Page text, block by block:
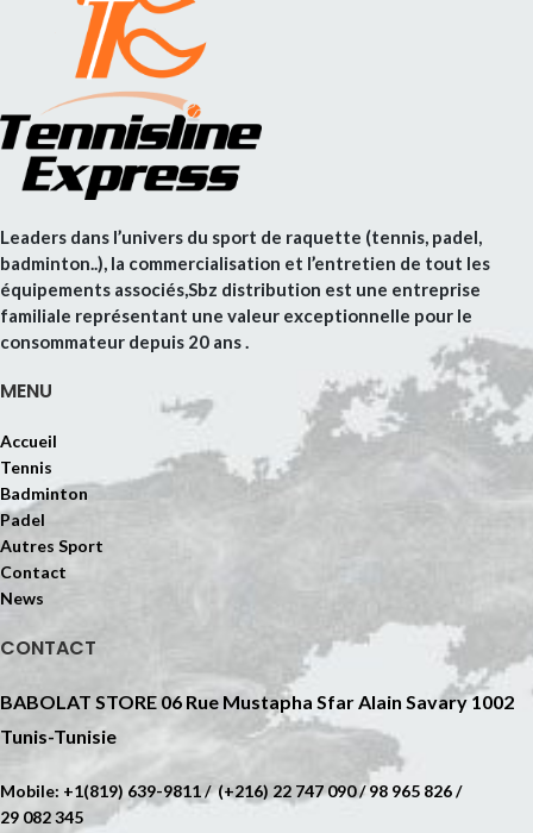
Leaders dans l’univers du sport de raquette (tennis, padel,
badminton..), la commercialisation et l’entretien de tout les
équipements associés,Sbz distribution est une entreprise
familiale représentant une valeur exceptionnelle pour le
consommateur depuis 20 ans .
MENU
Accueil
Tennis
Badminton
Padel
Autres Sport
Contact
News
CONTACT
BABOLAT STORE 06 Rue Mustapha Sfar Alain Savary 1002
Tunis-Tunisie
Mobile: +1(819) 639-9811 / (+216) 22 747 090 / 98 965 826 /
29 082 345